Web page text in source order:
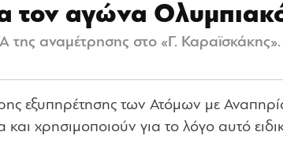
τον αγώνα
της αναμέτρησης στο «Γ. Καραϊσκάκης».
εξυπηρέτησης των Ατόμων με
χρησιμοποιούν για το λόγο αυτό